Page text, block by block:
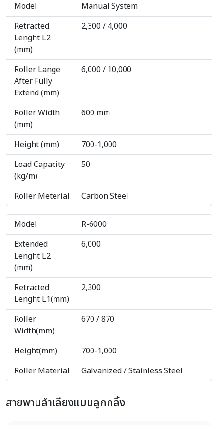
Model
Manual System
Retracted
Lenght L2
(mm)
2,300 / 4,000
Roller Lange
After Fully
Extend (mm)
6,000 / 10,000
Roller Width
(mm)
600 mm
Height (mm)
700-1,000
Load Capacity
(kg/m)
50
Roller Meterial Carbon Steel
Model
R-6000
Extended
Lenght L2
(mm)
6,000
Retracted
Lenght L1(mm)
2,300
Roller
Width(mm)
670 / 870
Height(mm)
700-1,000
Roller Material
Galvanized / Stainless Steel
สายพานลำเลียงแบบลูกกลิ้ง